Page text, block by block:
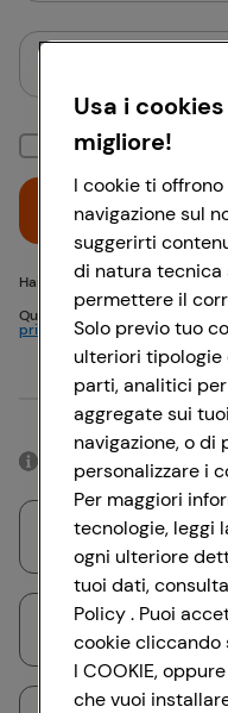
Mantieni la sessione
Hai problemi di accesso?
Questo sito è protetto da
privacy eTermini di servizio
Accedendo con il tuo
Usa i
migliore!
I cookie ti
navigazione sul
suggerirti
di natura tecnica
permettere il
Solo previo tuo
ulteriori tipologie
parti, analitici
aggregate sui
navigazione, o di
personalizzare i
Per maggiori
tecnologie, leggi
ogni ulteriore
tuoi dati,
Policy . Puoi
cookie cliccando
I COOKIE,
che vuoi